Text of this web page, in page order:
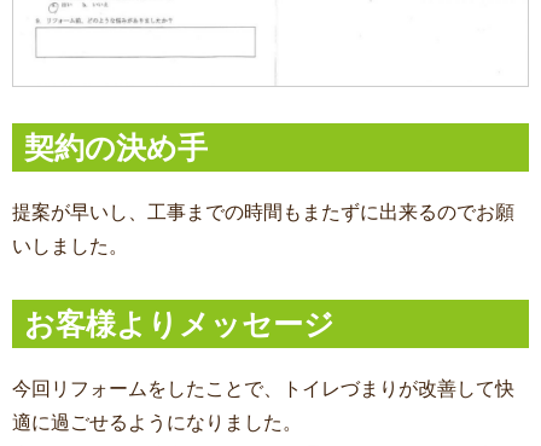
契約の決め手
提案が早いし、工事までの時間もまたずに出来るのでお願
いしました。
お客様よりメッセージ
今回リフォームをしたことで、トイレづまりが改善して快
適に過ごせるようになりました。